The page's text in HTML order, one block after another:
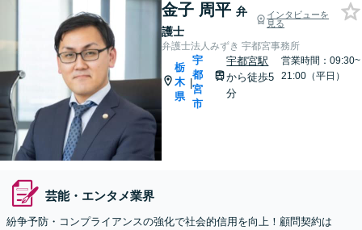
金子 周平 弁
護士
インタビューを
見る
弁護士法人みずき 宇都宮事務所
栃
木
県
|
宇
都
宮
市
宇都宮駅
から徒歩5
分
営業時間：09:30~
21:00（平日）
芸能・エンタメ業界
紛争予防・コンプライアンスの強化で社会的信用を向上！顧問契約は